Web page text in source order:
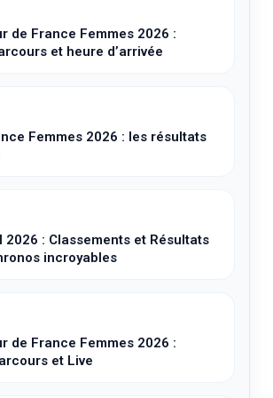
de France Femmes 2026 :
et heure d’arrivée
Femmes 2026 : les résultats
2026 : Classements et Résultats
incroyables
de France Femmes 2026 :
et Live